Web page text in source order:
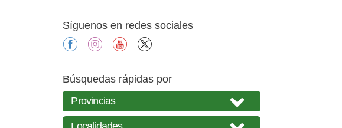
Síguenos en redes sociales
facebookinstagramyoutube
Búsquedas rápidas por